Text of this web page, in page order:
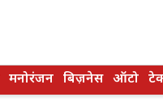
मनोरंजन बिज़नेस ऑटो